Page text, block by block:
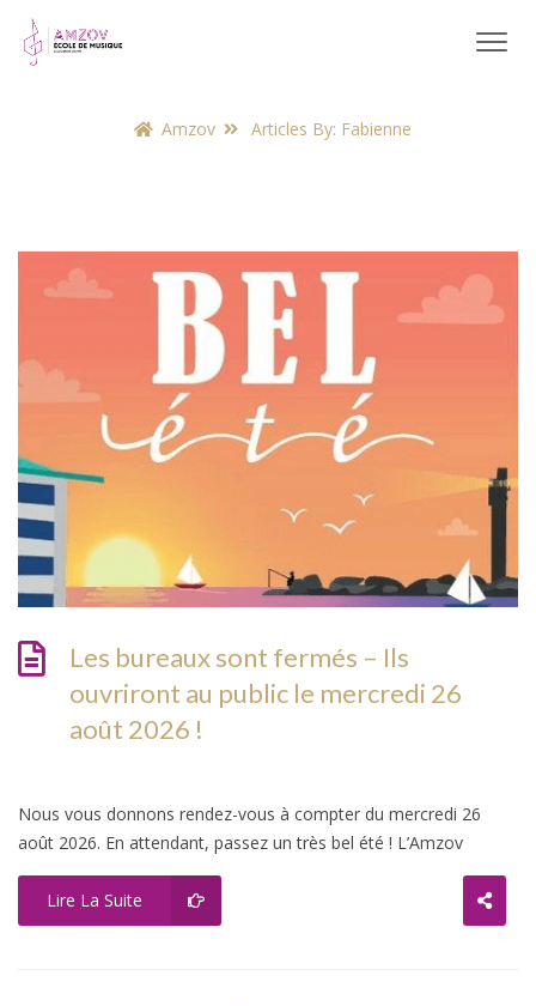
Amzov Articles By: Fabienne
Les bureaux sont fermés – Ils
ouvriront au public le mercredi 26
août 2026 !
Nous vous donnons rendez-vous à compter du mercredi 26
août 2026. En attendant, passez un très bel été ! L’Amzov
Lire La Suite